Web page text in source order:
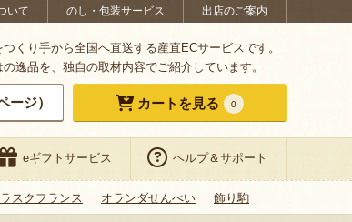
いて のし・包装サービス 出店のご案内
くり手から全国へ直送する産直ECサービスです。
逸品を、独自の取材内容でご紹介しています。
ージ） カートを見る 0
eギフトサービス ヘルプ＆サポート
ラスクフランス オランダせんべい 飾り駒